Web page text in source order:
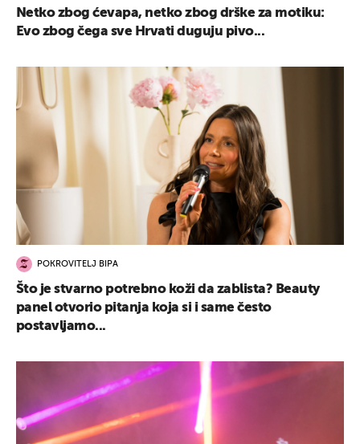
Netko zbog ćevapa, netko zbog drške za motiku:
Evo zbog čega sve Hrvati duguju pivo...
POKROVITELJ BIPA
Što je stvarno potrebno koži da zablista? Beauty
panel otvorio pitanja koja si i same često
postavljamo...
UKLJUČITE NOTIFIKACIJE